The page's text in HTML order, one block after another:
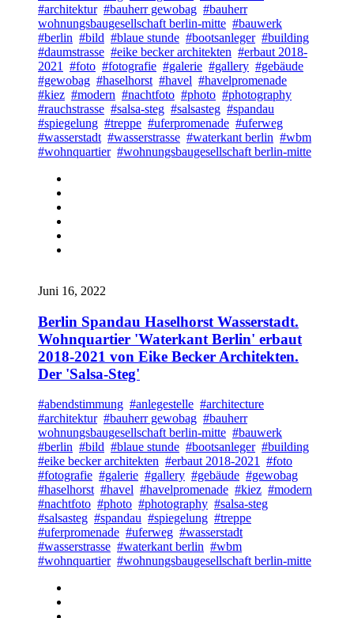
#architektur #bauherr gewobag #bauherr
wohnungsbaugesellschaft berlin-mitte #bauwerk
#berlin #bild #blaue stunde #bootsanleger #building
#daumstrasse #eike becker architekten #erbaut 2018-
2021
#foto #fotografie #galerie #gallery #gebäude
#gewobag #haselhorst #havel #havelpromenade
#kiez #modern #nachtfoto #photo #photography
#rauchstrasse #salsa-steg #salsasteg #spandau
#spiegelung #treppe #uferpromenade #uferweg
#wasserstadt #wasserstrasse #waterkant berlin #wbm
#wohnquartier #wohnungsbaugesellschaft berlin-mitte
Juni 16, 2022
Berlin Spandau Haselhorst Wasserstadt.
Wohnquartier 'Waterkant Berlin' erbaut
2018-2021 von Eike Becker Architekten.
Der 'Salsa-Steg'
#abendstimmung #anlegestelle #architecture
#architektur #bauherr gewobag #bauherr
wohnungsbaugesellschaft berlin-mitte #bauwerk
#berlin #bild #blaue stunde #bootsanleger #building
#eike becker architekten #erbaut 2018-2021 #foto
#fotografie #galerie #gallery #gebäude #gewobag
#haselhorst #havel #havelpromenade #kiez #modern
#nachtfoto #photo #photography #salsa-steg
#salsasteg #spandau #spiegelung #treppe
#uferpromenade #uferweg #wasserstadt
#wasserstrasse #waterkant berlin #wbm
#wohnquartier #wohnungsbaugesellschaft berlin-mitte